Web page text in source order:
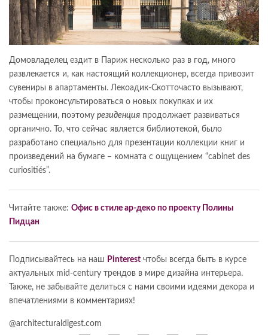
Домовладелец ездит в Париж несколько раз в год, много
развлекается и, как настоящий коллекционер, всегда привозит
сувениры в апартаменты. Лекоадик-Скотточасто вызывают,
чтобы проконсультироваться о новых покупках и их
размещении, поэтому резиденция продолжает развиваться
органично. То, что сейчас является библиотекой, было
разработано специально для презентации коллекции книг и
произведений на бумаге – комната с ощущением “cabinet des
curiositiés”.
Читайте также: Офис в стиле ар-деко по проекту Полины
Пидцан
Подписывайтесь на наш Pinterest чтобы всегда быть в курсе
актуальных mid-century трендов в мире дизайна интерьера.
Также, не забывайте делиться с нами своими идеями декора и
впечатлениями в комментариях!
@architecturaldigest.com